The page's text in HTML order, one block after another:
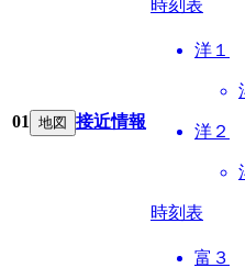
時刻表
01 地図 接近情報
洋１
洋２
時刻表
富３